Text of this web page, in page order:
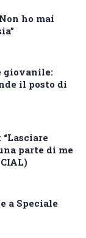
ho mai
giovanile:
il posto di
parte di me
a Speciale